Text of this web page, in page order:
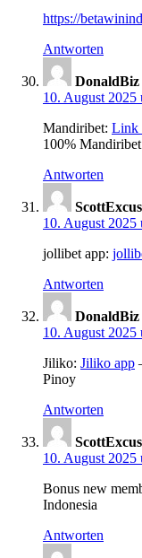
https://
Antworten
DonaldBiz
10. August
Mandiribet: Link
100% Mandiribet
Antworten
ScottExcus
10. August
jollibet app:
Antworten
DonaldBiz
10. August
Jiliko: Jiliko app
Pinoy
Antworten
ScottExcus
10. August
Bonus new
Indonesia
Antworten